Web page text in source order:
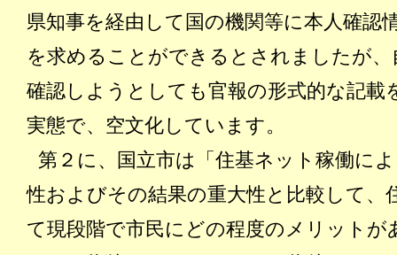
県知事を経由して国の機関等に本人確認
を求めることができるとされましたが、
確認しようとしても官報の形式的な記載
実態で、空文化しています。
第２に 、国立市は「住基ネット稼働に
性およびその結果の重大性と比較して、
て現段階で市民にどの程度のメリットが